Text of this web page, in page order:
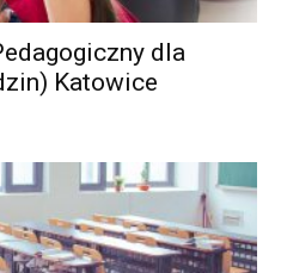
dla
Katowice